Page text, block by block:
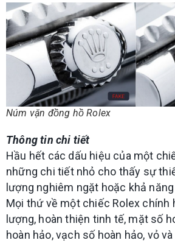
Núm vặn đồng hồ Rolex
Thông tin chi tiết
Hầu hết các dấu hiệu của một
những chi tiết nhỏ cho thấy sự
lượng nghiêm ngặt hoặc khả
Mọi thứ về một chiếc Rolex chính
lượng, hoàn thiện tinh tế, mặt số
hoàn hảo, vạch số hoàn hảo, vỏ